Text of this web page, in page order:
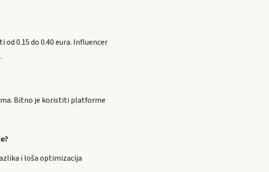
od 0.15 do 0.40 eura. Influencer
Bitno je koristiti platforme
i loša optimizacija